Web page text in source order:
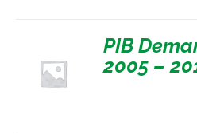
PIB
2005 –